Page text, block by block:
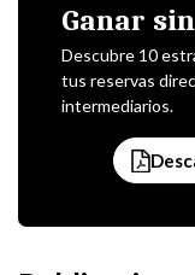
Ganar
Descubre 10
tus reservas
intermediarios.